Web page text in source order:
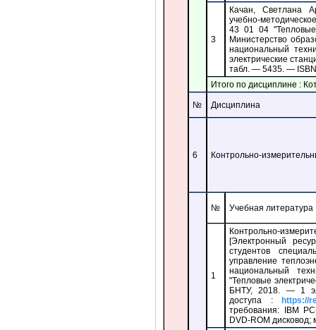
3
Качан, Светлана
учебно-
43 01 04
Министерство
национальный
электрические
табл. — 5435. —
Итого по дисциплине :
№ Дисциплина
6 Контрольно-
№ Учебная литература
1
Контрольно-
[Электронный
студентов
управление
национальный
"Тепловые
БНТУ, 2018. — 1
доступа :
https://
требования: IBM
DVD-ROM